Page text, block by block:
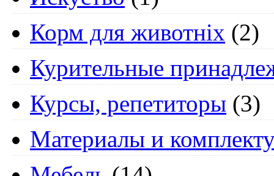
Корм для животніх (2)
Курительные
Курсы, репетиторы (3)
Материалы и